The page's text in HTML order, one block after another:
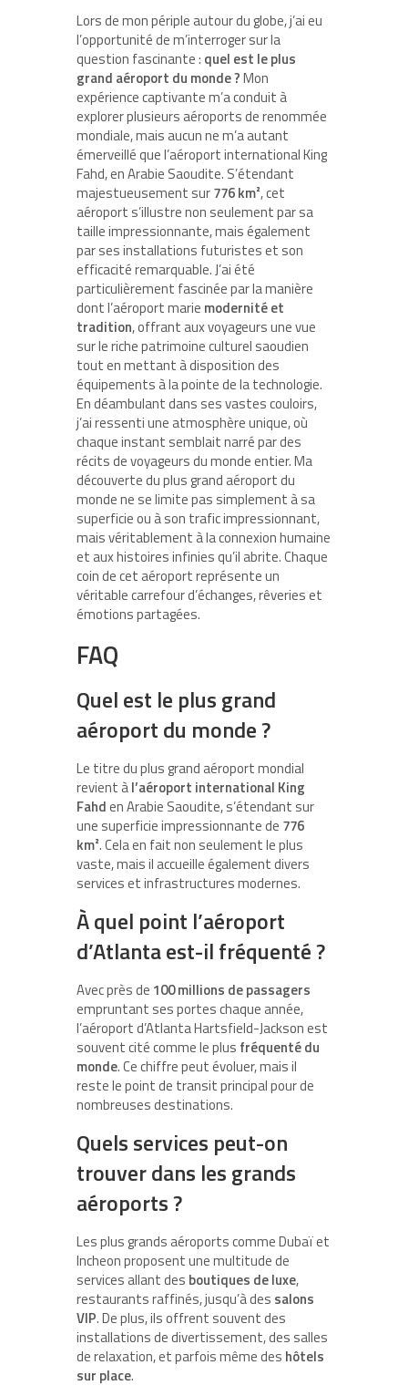
Lors de mon périple autour du globe, j’ai eu
l’opportunité de m’interroger sur la
question fascinante : quel est le plus
grand aéroport du monde ?Mon
expérience captivante m’a conduit à
explorer plusieurs aéroports de renommée
mondiale, mais aucun ne m’a autant
émerveillé que l’aéroport international King
Fahd, en Arabie Saoudite. S’étendant
majestueusement sur776 km², cet
aéroport s’illustre non seulement par sa
taille impressionnante, mais également
par ses installations futuristes et son
efficacité remarquable. J’ai été
particulièrement fascinée par la manière
dont l’aéroport marie modernité et
tradition, offrant aux voyageurs une vue
sur le riche patrimoine culturel saoudien
tout en mettant à disposition des
équipements à la pointe de la technologie.
En déambulant dans ses vastes couloirs,
j’ai ressenti une atmosphère unique, où
chaque instant semblait narré par des
récits de voyageurs du monde entier. Ma
découverte du plus grand aéroport du
monde ne se limite pas simplement à sa
superficie ou à son trafic impressionnant,
mais véritablement à la connexion humaine
et aux histoires infinies qu’il abrite. Chaque
coin de cet aéroport représente un
véritable carrefour d’échanges, rêveries et
émotions partagées.
FAQ
Quel est le plus grand
aéroport du monde ?
Le titre du plus grand aéroport mondial
revient àl’aéroport international King
Fahden Arabie Saoudite, s’étendant sur
une superficie impressionnante de 776
km². Cela en fait non seulement le plus
vaste, mais il accueille également divers
services et infrastructures modernes.
À quel point l’aéroport
d’Atlanta est-il fréquenté ?
Avec près de 100 millions de passagers
empruntant ses portes chaque année,
l’aéroport d’Atlanta Hartsfield-Jackson est
souvent cité comme le plus fréquenté du
monde. Ce chiffre peut évoluer, mais il
reste le point de transit principal pour de
nombreuses destinations.
Quels services peut-on
trouver dans les grands
aéroports ?
Les plus grands aéroports comme Dubaï et
Incheon proposent une multitude de
services allant des boutiques de luxe,
restaurants raffinés, jusqu’à des salons
VIP. De plus, ils offrent souvent des
installations de divertissement, des salles
de relaxation, et parfois même des hôtels
sur place.